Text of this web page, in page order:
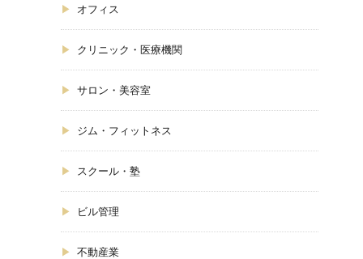
オフィス
クリニック・医療機関
サロン・美容室
ジム・フィットネス
スクール・塾
ビル管理
不動産業